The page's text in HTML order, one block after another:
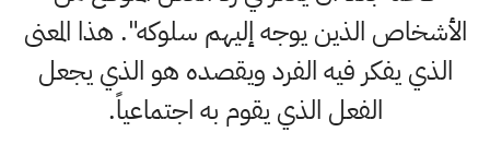
الأشخاص الذين يوجه إليهم سلوكه". هذا المعنى
الذي يفكر فيه الفرد ويقصده هو الذي يجعل
الفعل الذي يقوم به اجتماعياً.